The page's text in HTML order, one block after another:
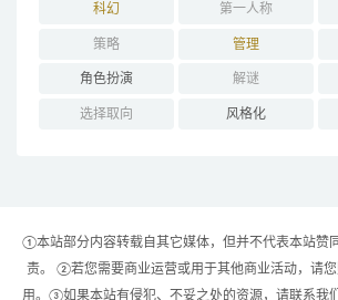
科幻 第一人称
策略 管理
角色扮演 解谜
选择取向 风格化
①本站部分内容转载自其它媒体，但并不代表本站赞
责。 ②若您需要商业运营或用于其他商业活动，请
用。③如果本站有侵犯、不妥之处的资源，请联系我